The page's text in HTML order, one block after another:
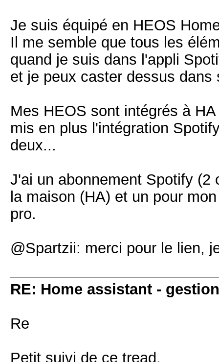
Je suis équipé en HEOS
Il me semble que tous les
quand je suis dans l'appli
et je peux caster dessus dans
Mes HEOS sont intégrés à
mis en plus l'intégration
deux...
J'ai un abonnement Spotify (2
la maison (HA) et un pour
pro.
@Spartzii: merci pour le lien,
RE: Home assistant -
Re
Petit suivi de ce tread.